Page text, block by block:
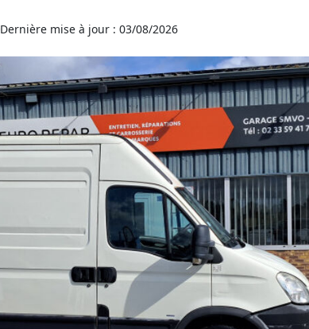
Dernière mise à jour : 03/08/2026